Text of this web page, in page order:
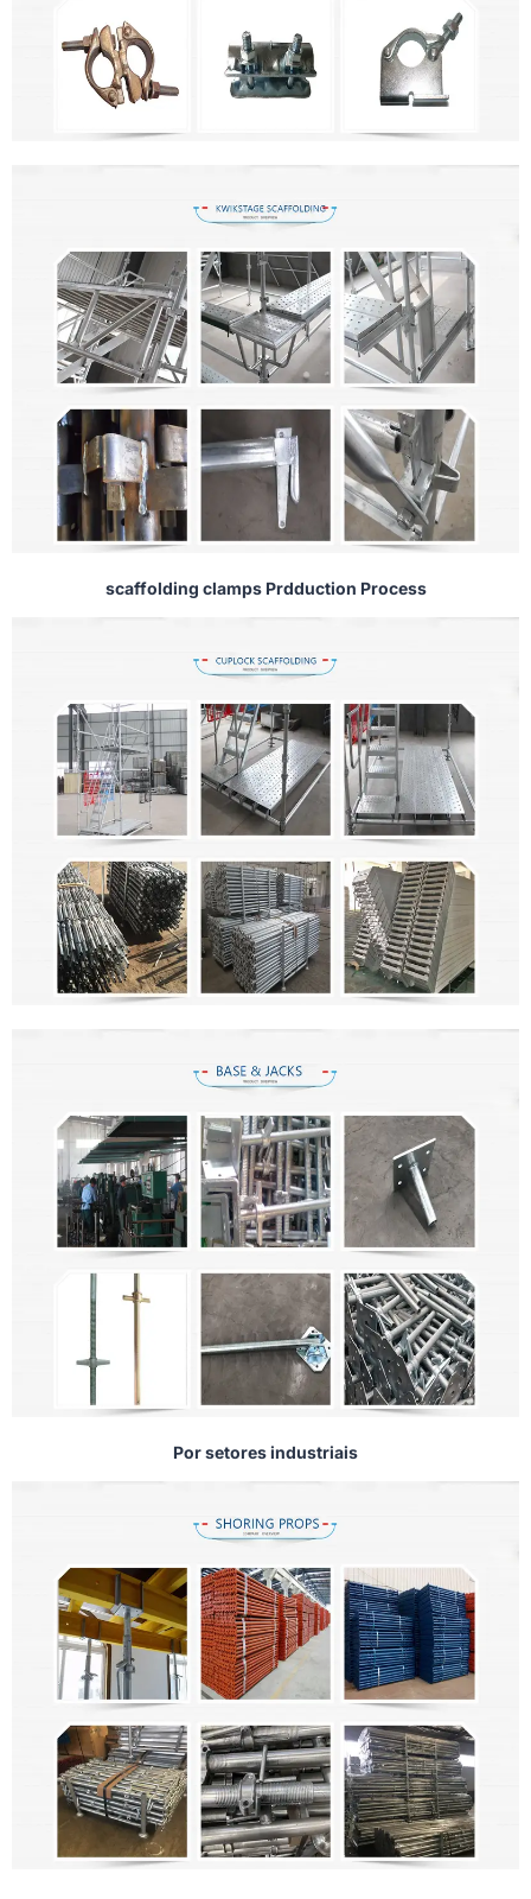
scaffolding clamps Prdduction Process
Por setores industriais